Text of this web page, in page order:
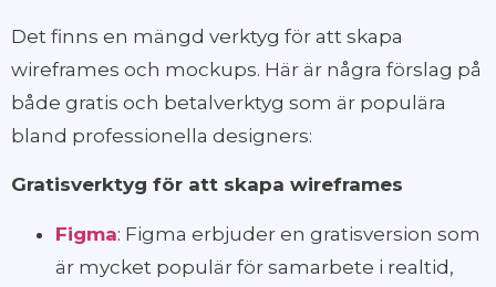
Det finns en mängd verktyg för att skapa
wireframes och mockups. Här är några förslag på
både gratis och betalverktyg som är populära
bland professionella designers:
Gratisverktyg för att skapa wireframes
Figma: Figma erbjuder en gratisversion som
är mycket populär för samarbete i realtid,